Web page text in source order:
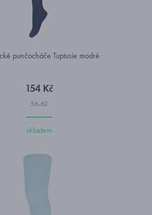
punčocháče Tuptusie modré
154 Kč
56-62
skladem